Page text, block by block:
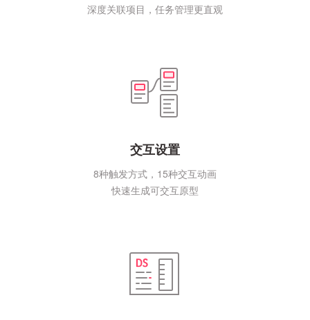
深度关联项目，任务管理更直观
交互设置
8种触发方式，15种交互动画
快速生成可交互原型